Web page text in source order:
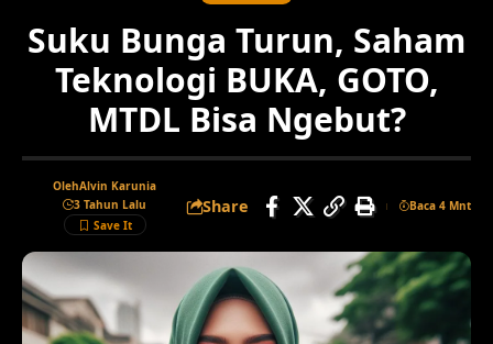
Suku Bunga Turun, Saham
Teknologi BUKA, GOTO,
MTDL Bisa Ngebut?
OlehAlvin Karunia
3 Tahun Lalu
Share Baca 4 Mnt